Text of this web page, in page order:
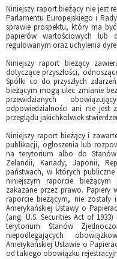
Niniejszy raport bieżący nie jest
Parlamentu Europejskiego i
sprawie prospektu, który ma
papierów wartościowych lub
regulowanym oraz uchylenia
Niniejszy raport bieżący
dotyczące przyszłości,
Spółki co do przyszłych
bieżącym mogą ulec zmianie
przewidzianych
odpowiedzialności ani nie jest
przeglądu jakichkolwiek
Niniejszy raport bieżący i
publikacji, ogłoszenia lub
na terytorium albo do Stanów
Zelandii, Kanady, Japonii,
państwach, w których
niniejszym raporcie
zakazane przez prawo.
raporcie bieżącym, nie
Amerykańskiej Ustawy o
(ang. U.S. Securities Act of
terytorium Stanów
niepodlegających
Amerykańskiej Ustawie o
od takiego obowiązku